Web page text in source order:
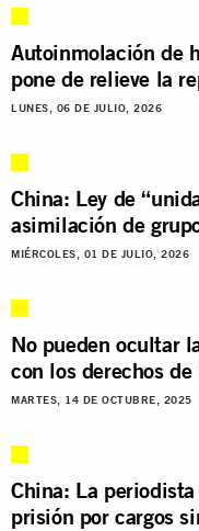
Autoinmolación de
pone de relieve la
LUNES, 06 DE JULIO, 2026
China: Ley de
asimilación de
MIÉRCOLES, 01 DE JULIO, 2026
No pueden ocultar
con los derechos
MARTES, 14 DE OCTUBRE, 2025
China: La
prisión por cargos